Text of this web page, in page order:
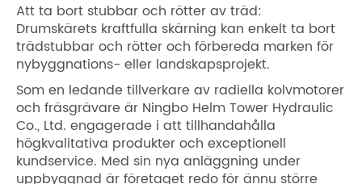
Att ta bort stubbar och rötter av träd:
Drumskärets kraftfulla skärning kan enkelt ta bort
trädstubbar och rötter och förbereda marken för
nybyggnations- eller landskapsprojekt.
Som en ledande tillverkare av radiella kolvmotorer
och fräsgrävare är Ningbo Helm Tower Hydraulic
Co., Ltd. engagerade i att tillhandahålla
högkvalitativa produkter och exceptionell
kundservice. Med sin nya anläggning under
uppbyggnad är företaget redo för ännu större